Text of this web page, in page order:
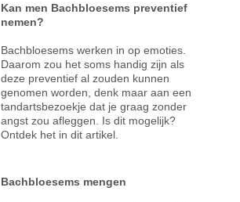
Kan men Bachbloesems preventief
nemen?
Bachbloesems werken in op emoties.
Daarom zou het soms handig zijn als
deze preventief al zouden kunnen
genomen worden, denk maar aan een
tandartsbezoekje dat je graag zonder
angst zou afleggen. Is dit mogelijk?
Ontdek het in dit artikel.
Bachbloesems mengen